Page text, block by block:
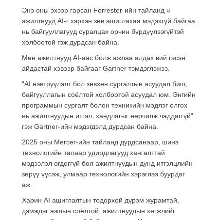
Энэ оны эхээр гарсан Forrester-ийн тайланд ч
ажилтнууд AI-г хэрхэн зөв ашиглахаа мэдэхгүй байгаа
нь байгууллагууд суралцах орчин бүрдүүлээгүйтэй
холбоотой гэж дурдсан байна.
Мөн ажилтнууд AI-аас болж ажлаа алдах вий гэсэн
айдастай хэвээр байгааг Gartner тэмдэглэжээ.
“AI нэвтрүүлэлт бол зөвхөн сургалтын асуудал биш,
байгууллагын соёлтой холбоотой асуудал юм. Энгийн
программын сургалт болон техникийн мэдлэг олгох
нь ажилтнуудын итгэл, хандлагыг өөрчилж чаддаггүй”
гэж Gartner-ийн мэдэгдэлд дурдсан байна.
2025 оны Mercer-ийн тайланд дурдсанаар, шинэ
технологийн талаар удирдлагууд хангалттай
мэдээлэл өгдөггүй бол ажилтнуудын дунд итгэлцлийн
зөрүү үүсэж, улмаар технологийн хэрэглээ буурдаг
аж.
Харин AI ашиглалтын тодорхой дүрэм журамтай,
дэмждэг ажлын соёлтой, ажилтнуудын хөгжлийг